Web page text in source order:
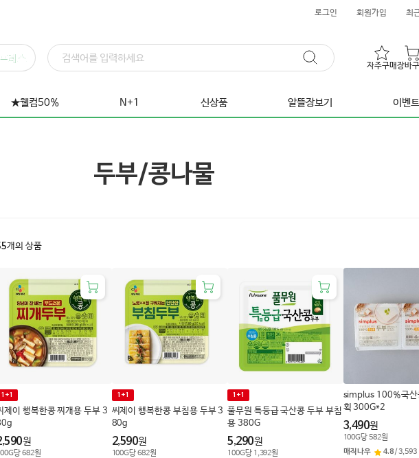
로그인 회원가입 최
레스
자주구매장바
★웰컴50% N+1 신상품 알뜰장보기 이벤
두부/콩나물
개의 상품
제이 행복한콩 찌개용 두부 3
1+1
원
G당682원
씨제이 행복한콩 부침용 두부 3
80g
1+1
2,590원
100G당682원
풀무원 특등급 국산콩 두부 부침
용 380G
1+1
5,290원
100G당 1,392원
simplus 100%국산
획 300G*2
3,490원
100G당582원
매직나우
4.8 /3,593